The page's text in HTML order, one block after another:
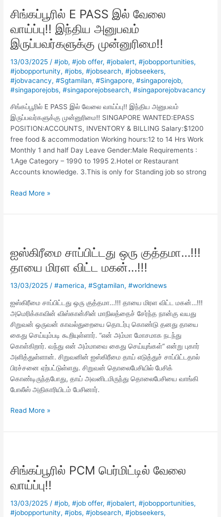
சிங்கப்பூரில் E PASS இல் வேலை
வாய்ப்பு!! இந்திய அனுபவம்
இருப்பவர்களுக்கு முன்னுரிமை!!
13/03/2025 /#job,#job offer,#jobalert,#jobopportunities,
#jobopportunity,#jobs,#jobsearch,#jobseekers,
#jobvacancy,#Sgtamilan,#Singapore,#singaporejob,
#singaporejobs,#singaporejobsearch,#singaporejobvacancy
சிங்கப்பூரில் E PASS இல் வேலை வாய்ப்பு!! இந்திய அனுபவம்
இருப்பவர்களுக்கு முன்னுரிமை!! SINGAPORE WANTED:EPASS
POSITION:ACCOUNTS, INVENTORY & BILLING Salary:$1200
free food & accommodation Working hours:12 to 14 Hrs Work
Monthly 1 and half Day Leave Gender:Male Requirements :
1.Age Category – 1990 to 1995 2.Hotel or Restaurant
Accounts knowledge. 3.This is only for Standing job so strong
PASS
வேலை
வாய்ப்பு!!
அனுபவம்
இருப்பவர்களுக்கு
முன்னுரிமை!!
Read More »
ஐஸ்கிரீமை சாப்பிட்டது ஒரு குத்தமா…!!!
தாயை மிரள விட்ட மகன்…!!!
13/03/2025 /#america,#Sgtamilan,#worldnews
ஐஸ்கிரீமை சாப்பிட்டது ஒரு குத்தமா…!!! தாயை மிரள விட்ட மகன்…!!!
அமெரிக்காவின் விஸ்கான்சின் மாநிலத்தைச் சேர்ந்த நான்கு வயது
சிறுவன் ஒருவன் காவல்துறையை தொடர்பு கொண்டு தனது தாயை
கைது செய்யும்படி கூறியுள்ளார். “என் அம்மா மோசமாக நடந்து
கொள்கிறார். வந்து என் அம்மாவை கைது செய்யுங்கள்” என்று புகார்
அளித்துள்ளான். சிறுவனின் ஐஸ்கிரீமை தாய் எடுத்துச் சாப்பிட்டதால்
பிரச்சனை ஏற்பட்டுள்ளது. சிறுவன் தொலைபேசியில் பேசிக்
கொண்டிருந்தபோது, ​தாய் அவனிடமிருந்து தொலைபேசியை வாங்கி
போலீஸ் அதிகாரியிடம் பேசினார்.
ஒரு
குத்தமா…!!!
தாயை
மிரள
மகன்…!!!
Read More »
சிங்கப்பூரில் PCM பெர்மிட்டில் வேலை
வாய்ப்பு!!
13/03/2025 /#job,#job offer,#jobalert,#jobopportunities,
#jobopportunity,#jobs,#jobsearch,#jobseekers,
பெர்மிட்டில்
வேலை
வாய்ப்பு!!